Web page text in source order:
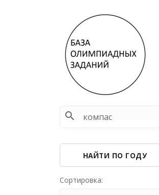
search
НАЙТИ ПО ГОДУ
Сортировка: